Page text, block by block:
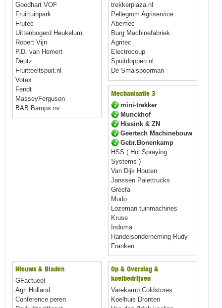
Goedhart VOF
Fruittuinpark
Frutec
Uittenbogerd Heukelum
Robert Vijn
P.D. van Hemert
Deutz
Fruitteeltspuit.nl
Votex
Fendt
MasseyFerguson
BAB Bamps nv
trekkerplaza.nl
Pellegrom Agriservice
Abemec
Burg Machinefabriek
Agritec
Electrocoup
Spuitdoppen.nl
De Smalspoorman
Mechanisatie 3
mini-trekker
Munckhof
Hissink & ZN
Geertech Machinebouw
Gebr.Bonenkamp
HSS ( Hol Spraying
Systems )
Van Dijk Houten
Janssen Palettrucks
Greefa
Modo
Lozeman tuinmachines
Kruse
Induma
Handelsonderneming Rudy
Franken
Nieuws & Bladen
GFactueel
Agri Holland
Conference peren
Op & Overslag &
koelbedrijven
Varekamp Coldstores
Koelhuis Dronten